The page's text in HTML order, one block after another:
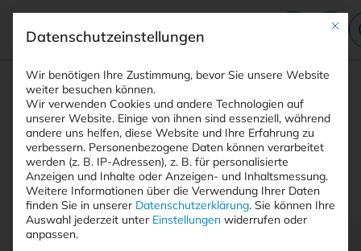
Suchfeld
Suchen
Breadcrumb-Navigation
STARTSEITE
PRINTAUSGABEN
TITELTHEMA: NETZWERKSICHERHEIT. ZERO …
NEWS UND PRODUKTE
Inhaltsverzeichnis
Mit
Datenschutzeinstellungen
Wir benötigen Ihre Zustimmung, bevor Sie unsere Website
weiter besuchen können.
Wir verwenden Cookies und andere Technologien auf
unserer Website. Einige von ihnen sind essenziell, während
andere uns helfen, diese Website und Ihre Erfahrung zu
verbessern. Personenbezogene Daten können verarbeitet
werden (z. B. IP-Adressen), z. B. für personalisierte
Anzeigen und Inhalte oder Anzeigen- und Inhaltsmessung.
Weitere Informationen über die Verwendung Ihrer Daten
finden Sie in unserer Datenschutzerklärung. Sie können Ihre
Auswahl jederzeit unter Einstellungen widerrufen oder
anpassen.